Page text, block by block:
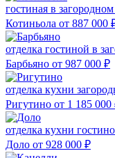
гостиная в
Котиньола от 887 000
отделка гостиной в
Барбьяно от 987 000 ₽
отделка кухни
Ригутино от 1 185 000
отделка кухни
Доло от 928 000 ₽